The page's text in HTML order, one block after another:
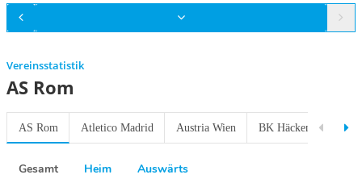
Vereinsstatistik
AS Rom
AS Rom Atletico Madrid Austria Wien BK Häcken
Gesamt Heim Auswärts